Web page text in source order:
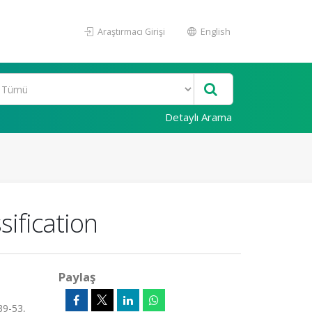
Araştırmacı Girişi English
Detaylı Arama
53,
Paylaş